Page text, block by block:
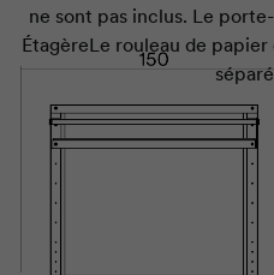
ne sont pas inclus. Le
ÉtagèreLe rouleau de